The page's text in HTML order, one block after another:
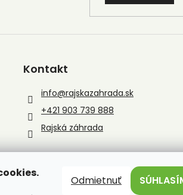
Odmietnuť
Kontakt
info@rajskazahrada.sk
+421 903 739 888
Rajská záhrada